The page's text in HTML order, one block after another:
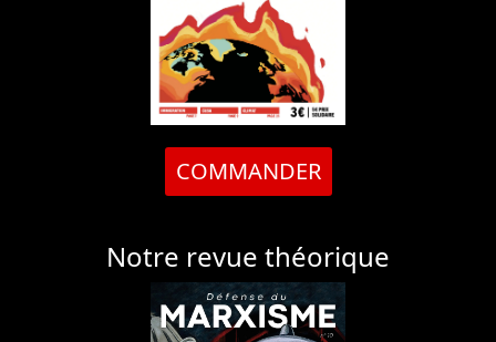
COMMANDER
Notre revue théorique